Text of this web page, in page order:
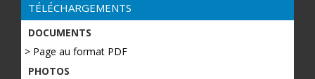
TÉLÉCHARGEMENTS
DOCUMENTS
> Page au format PDF
PHOTOS